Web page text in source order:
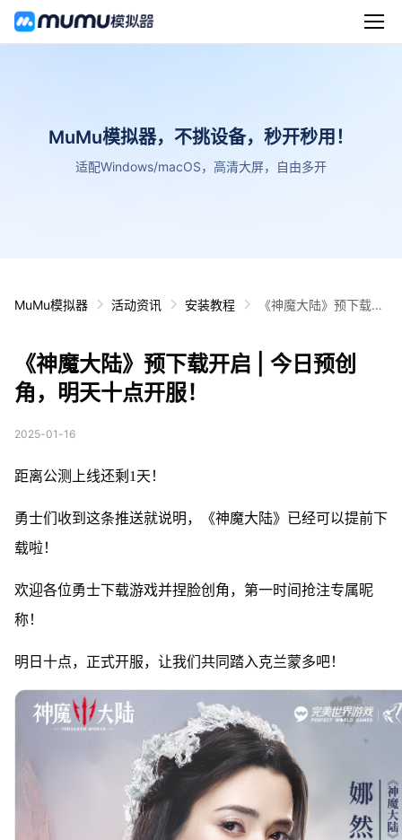
MuMu模拟器，不挑设备，秒开秒用！
适配Windows/macOS，高清大屏，自由多开
MuMu模拟器 活动资讯 安装教程
《神魔大陆》预下载开
《神魔大陆》预下载开启 | 今日预创
角，明天十点开服！
2025-01-16
距离公测上线还剩1天！
勇士们收到这条推送就说明，《神魔大陆》已经可以提前下
载啦！
欢迎各位勇士下载游戏并捏脸创角，第一时间抢注专属昵
称！
明日十点，正式开服，让我们共同踏入克兰蒙多吧！